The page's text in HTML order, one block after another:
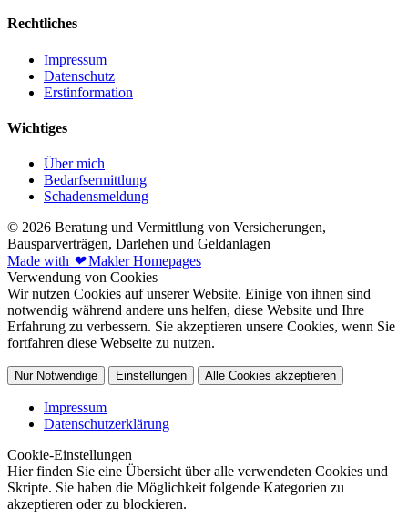
Rechtliches
Impressum
Datenschutz
Erstinformation
Wichtiges
Über mich
Bedarfsermittlung
Schadensmeldung
© 2026 Beratung und Vermittlung von Versicherungen,
Bausparverträgen, Darlehen und Geldanlagen
Made with ❤Makler Homepages
Verwendung von Cookies
Wir nutzen Cookies auf unserer Website. Einige von ihnen sind
notwendig während andere uns helfen, diese Website und Ihre
Erfahrung zu verbessern. Sie akzeptieren unsere Cookies, wenn Sie
fortfahren diese Webseite zu nutzen.
Nur Notwendige Einstellungen Alle Cookies akzeptieren
Impressum
Datenschutzerklärung
Cookie-Einstellungen
Hier finden Sie eine Übersicht über alle verwendeten Cookies und
Skripte. Sie haben die Möglichkeit folgende Kategorien zu
akzeptieren oder zu blockieren.